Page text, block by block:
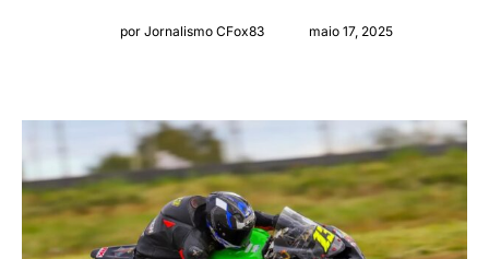
por Jornalismo CFox83 maio 17, 2025